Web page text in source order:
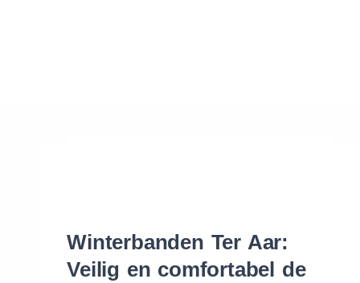
Winterbanden Ter Aar:
Veilig en comfortabel de